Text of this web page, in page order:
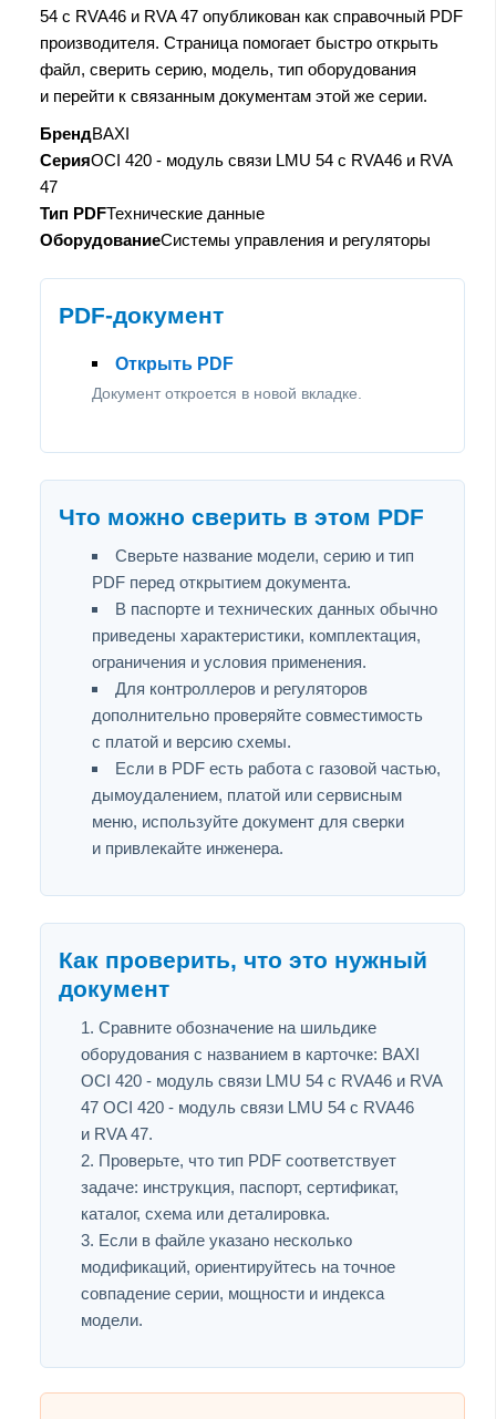
54 c RVA46 и RVA 47 опубликован как справочный PDF
производителя. Страница помогает быстро открыть
файл, сверить серию, модель, тип оборудования
и перейти к связанным документам этой же серии.
БрендBAXI
СерияOCI 420 - модуль связи LMU 54 c RVA46 и RVA
47
Тип PDFТехнические данные
ОборудованиеСистемы управления и регуляторы
PDF-документ
Открыть PDF
Документ откроется в новой вкладке.
Что можно сверить в этом PDF
Сверьте название модели, серию и тип
PDF перед открытием документа.
В паспорте и технических данных обычно
приведены характеристики, комплектация,
ограничения и условия применения.
Для контроллеров и регуляторов
дополнительно проверяйте совместимость
с платой и версию схемы.
Если в PDF есть работа с газовой частью,
дымоудалением, платой или сервисным
меню, используйте документ для сверки
и привлекайте инженера.
Как проверить, что это нужный
документ
Сравните обозначение на шильдике
оборудования с названием в карточке: BAXI
OCI 420 - модуль связи LMU 54 c RVA46 и RVA
47 OCI 420 - модуль связи LMU 54 c RVA46
и RVA 47.
Проверьте, что тип PDF соответствует
задаче: инструкция, паспорт, сертификат,
каталог, схема или деталировка.
Если в файле указано несколько
модификаций, ориентируйтесь на точное
совпадение серии, мощности и индекса
модели.